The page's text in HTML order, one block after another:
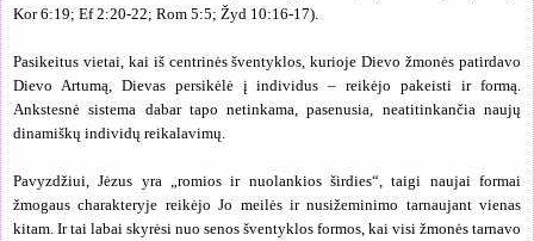
Kor 6:19; Ef 2:20-22; Rom 5:5; Žyd 10:16-17).
Pasikeitus vietai, kai iš centrinės šventyklos, kurioje Dievo žmonės patirdavo
Dievo Artumą, Dievas persikėlė į individus – reikėjo pakeisti ir formą.
Ankstesnė sistema dabar tapo netinkama, pasenusia, neatitinkančia naujų
dinamiškų individų reikalavimų.
Pavyzdžiui, Jėzus yra „romios ir nuolankios širdies“, taigi naujai formai
žmogaus charakteryje reikėjo Jo meilės ir nusižeminimo tarnaujant vienas
kitam. Ir tai labai skyrėsi nuo senos šventyklos formos, kai visi žmonės tarnavo